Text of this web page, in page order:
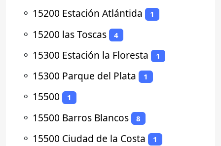
⚬ 15200 Estación Atlántida 1
⚬ 15200 las Toscas 4
⚬ 15300 Estación la Floresta 1
⚬ 15300 Parque del Plata 1
⚬ 15500 1
⚬ 15500 Barros Blancos 8
⚬ 15500 Ciudad de la Costa 1